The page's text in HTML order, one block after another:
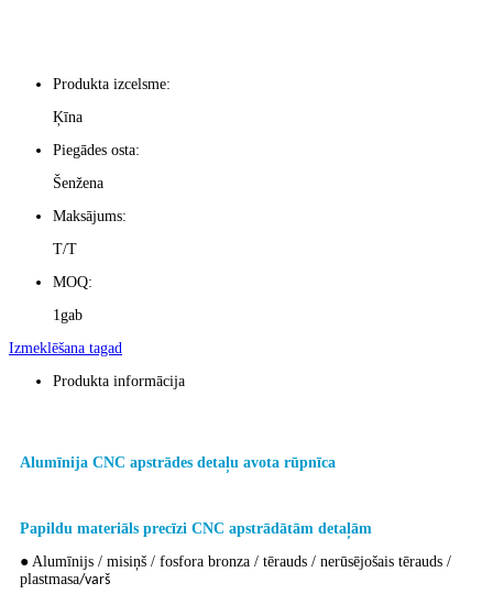
Produkta izcelsme:
Ķīna
Piegādes osta:
Šenžena
Maksājums:
T/T
MOQ:
1gab
Izmeklēšana tagad
Produkta informācija
Alumīnija CNC apstrādes detaļu avota rūpnīca
Papildu materiāls precīzi CNC apstrādātām detaļām
● Alumīnijs / misiņš / fosfora bronza / tērauds / nerūsējošais tērauds /
plastmasa/varš